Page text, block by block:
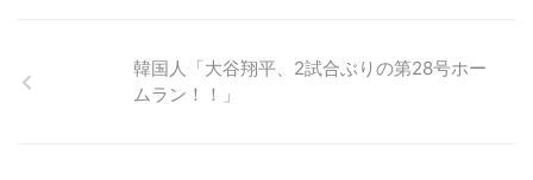
韓国人「大谷翔平、2試合ぶりの第28号ホー
ムラン！！」